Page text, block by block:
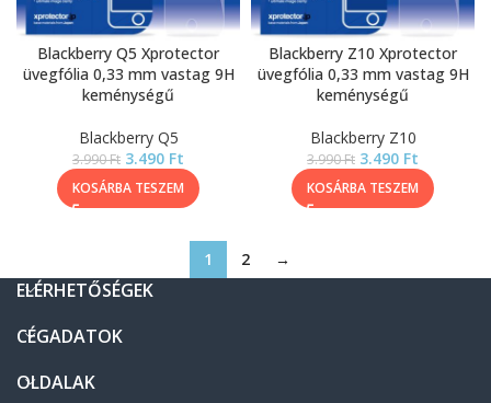
Blackberry Q5 Xprotector
üvegfólia 0,33 mm vastag 9H
keménységű
Blackberry Q5
3.990Ft 3.490 Ft
KOSÁRBA TESZEM
Blackberry Z10 Xprotector
üvegfólia 0,33 mm vastag 9H
keménységű
Blackberry Z10
3.990Ft 3.490 Ft
KOSÁRBA TESZEM
1 2 →
ELÉRHETŐSÉGEK
CÉGADATOK
OLDALAK